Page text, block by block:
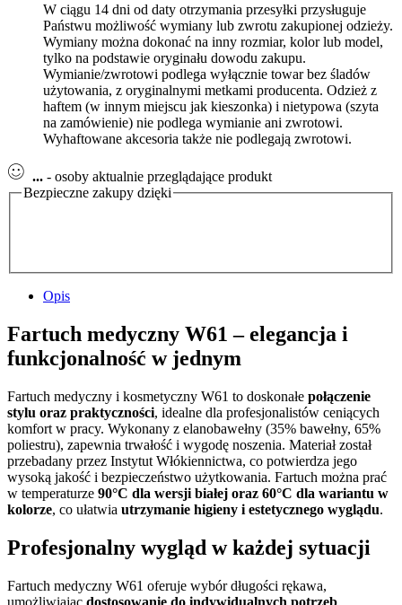
W ciągu 14 dni od daty otrzymania przesyłki przysługuje
Państwu możliwość wymiany lub zwrotu zakupionej odzieży.
Wymiany można dokonać na inny rozmiar, kolor lub model,
tylko na podstawie oryginału dowodu zakupu.
Wymianie/zwrotowi podlega wyłącznie towar bez śladów
użytowania, z oryginalnymi metkami producenta. Odzież z
haftem (w innym miejscu jak kieszonka) i nietypowa (szyta
na zamówienie) nie podlega wymianie ani zwrotowi.
Wyhaftowane akcesoria także nie podlegają zwrotowi.
... - osoby aktualnie przeglądające produkt
Bezpieczne zakupy dzięki
Opis
Fartuch medyczny W61 – elegancja i
funkcjonalność w jednym
Fartuch medyczny i kosmetyczny W61 to doskonałe połączenie
stylu oraz praktyczności, idealne dla profesjonalistów ceniących
komfort w pracy. Wykonany z elanobawełny (35% bawełny, 65%
poliestru), zapewnia trwałość i wygodę noszenia. Materiał został
przebadany przez Instytut Włókiennictwa, co potwierdza jego
wysoką jakość i bezpieczeństwo użytkowania. Fartuch można prać
w temperaturze 90°C dla wersji białej oraz 60°C dla wariantu w
kolorze, co ułatwia utrzymanie higieny i estetycznego wyglądu.
Profesjonalny wygląd w każdej sytuacji
Fartuch medyczny W61 oferuje wybór długości rękawa,
umożliwiając dostosowanie do indywidualnych potrzeb.